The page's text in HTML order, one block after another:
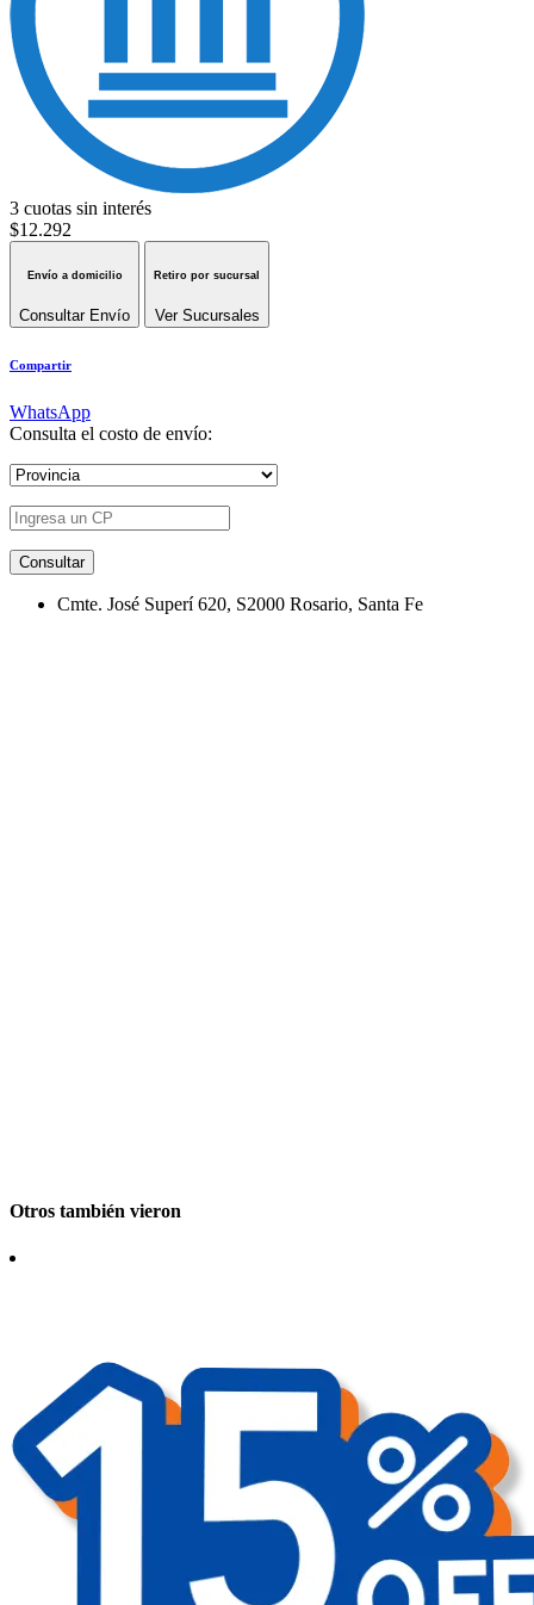
3 cuotas sin interés
$12.292
Envío a domicilio
Consultar Envío
Retiro por sucursal
Ver Sucursales
Compartir
WhatsApp
Consulta el costo de envío:
Consultar
Cmte. José Superí 620, S2000 Rosario, Santa Fe
Otros también vieron